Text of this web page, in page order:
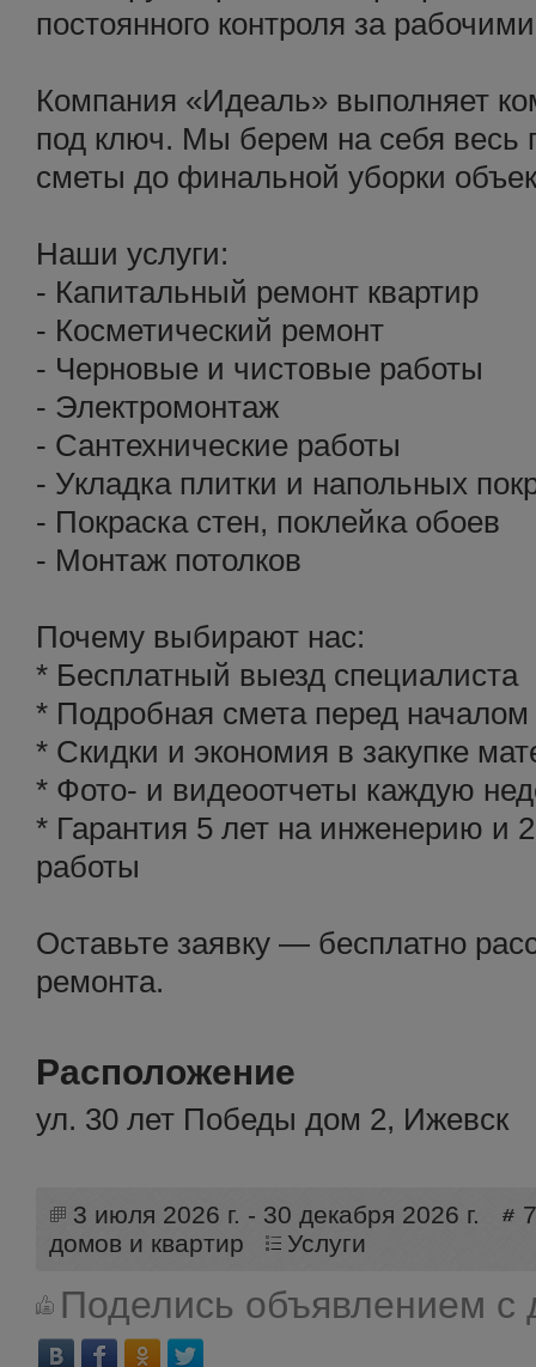
постоянного контроля за
Компания «Идеаль» выполняет
под ключ. Мы берем на себя весь
сметы до финальной уборки
Наши услуги:
- Капитальный ремонт квартир
- Косметический ремонт
- Черновые и чистовые работы
- Электромонтаж
- Сантехнические работы
- Укладка плитки и напольных
- Покраска стен, поклейка обоев
- Монтаж потолков
Почему выбирают нас:
* Бесплатный выезд специалиста
* Подробная смета перед началом
* Скидки и экономия в закупке
* Фото- и видеоотчеты каждую
* Гарантия 5 лет на инженерию и
работы
Оставьте заявку — бесплатно
ремонта.
Расположение
ул. 30 лет Победы дом 2, Ижевск
3 июля 2026 г. - 30 декабря 2026 г.
домов и квартир
Услуги
Поделись объявлением с